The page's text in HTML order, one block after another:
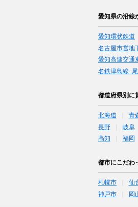
愛知県の沿線
愛知環状鉄道
名古屋市営地
愛知高速交通
名鉄津島線･
都道府県別に
北海道 青
長野
岐阜
高知
福岡
都市にこだわ
札幌市 仙
神戸市
岡